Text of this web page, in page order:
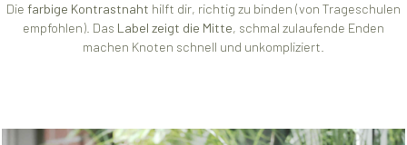
Die farbige Kontrastnaht hilft dir, richtig zu binden (von Trageschulen
empfohlen). Das Label zeigt die Mitte, schmal zulaufende Enden
machen Knoten schnell und unkompliziert.